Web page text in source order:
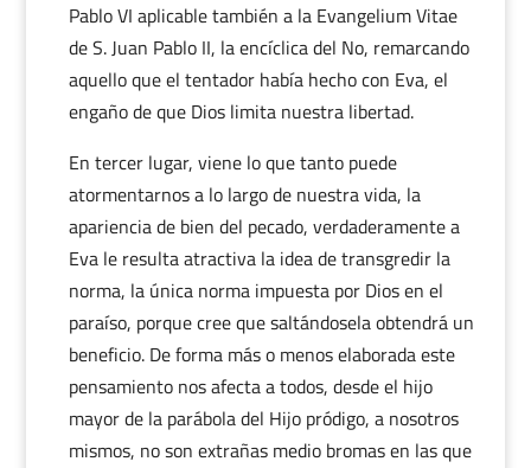
Pablo VI aplicable también a la Evangelium Vitae
de S. Juan Pablo II, la encíclica del No, remarcando
aquello que el tentador había hecho con Eva, el
engaño de que Dios limita nuestra libertad.
En tercer lugar, viene lo que tanto puede
atormentarnos a lo largo de nuestra vida, la
apariencia de bien del pecado, verdaderamente a
Eva le resulta atractiva la idea de transgredir la
norma, la única norma impuesta por Dios en el
paraíso, porque cree que saltándosela obtendrá un
beneficio. De forma más o menos elaborada este
pensamiento nos afecta a todos, desde el hijo
mayor de la parábola del Hijo pródigo, a nosotros
mismos, no son extrañas medio bromas en las que